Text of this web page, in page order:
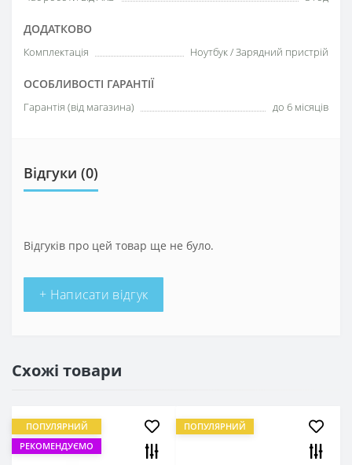
ДОДАТКОВО
Комплектація Ноутбук / Зарядний пристрій
ОСОБЛИВОСТІ ГАРАНТІЇ
Гарантія (від магазина) до 6 місяців
Відгуки (0)
Відгуків про цей товар ще не було.
+ Написати відгук
Схожі товари
ПОПУЛЯРНИЙ
РЕКОМЕНДУЄМО
ПОПУЛЯРНИЙ